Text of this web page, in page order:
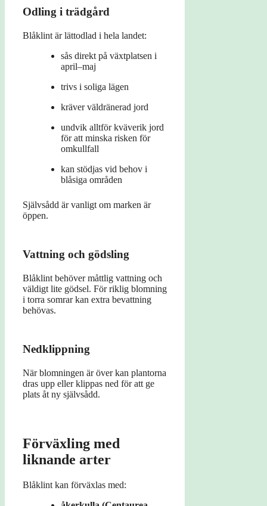
Odling i trädgård
Blåklint är lättodlad i hela landet:
sås direkt på växtplatsen i
april–maj
trivs i soliga lägen
kräver väldränerad jord
undvik alltför kväverik jord
för att minska risken för
omkullfall
kan stödjas vid behov i
blåsiga områden
Självsådd är vanligt om marken är
öppen.
Vattning och gödsling
Blåklint behöver måttlig vattning och
väldigt lite gödsel. För riklig blomning
i torra somrar kan extra bevattning
behövas.
Nedklippning
När blomningen är över kan plantorna
dras upp eller klippas ned för att ge
plats åt ny självsådd.
Förväxling med
liknande arter
Blåklint kan förväxlas med: